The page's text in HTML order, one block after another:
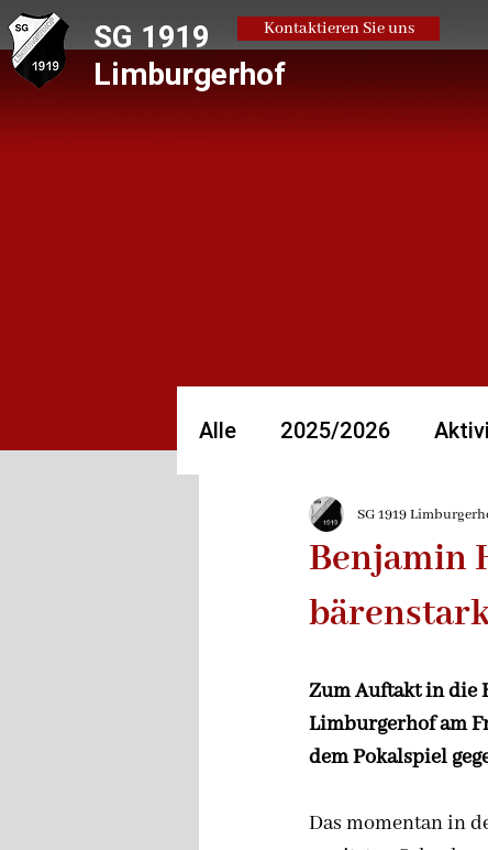
SG 1919
Limburgerhof
Kontaktieren Sie uns
Alle 2025/2026
2024/2025
Benjamin
SG 1919
Zum Auftakt in die
Limburgerhof am
dem Pokalspiel
Das momentan in